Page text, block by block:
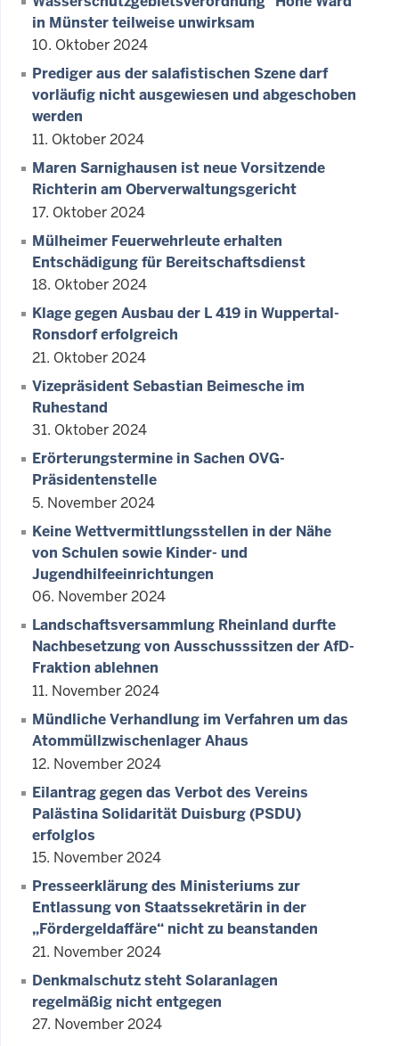
in Münster teilweise unwirksam
10. Oktober 2024
Prediger aus der salafistischen Szene darf
vorläufig nicht ausgewiesen und abgeschoben
werden
11. Oktober 2024
Maren Sarnighausen ist neue Vorsitzende
Richterin am Oberverwaltungsgericht
17. Oktober 2024
Mülheimer Feuerwehrleute erhalten
Entschädigung für Bereitschaftsdienst
18. Oktober 2024
Klage gegen Ausbau der L 419 in Wuppertal-
Ronsdorf erfolgreich
21. Oktober 2024
Vizepräsident Sebastian Beimesche im
Ruhestand
31. Oktober 2024
Erörterungstermine in Sachen OVG-
Präsidentenstelle
5. November 2024
Keine Wettvermittlungsstellen in der Nähe
von Schulen sowie Kinder- und
Jugendhilfeeinrichtungen
06. November 2024
Landschaftsversammlung Rheinland durfte
Nachbesetzung von Ausschusssitzen der AfD-
Fraktion ablehnen
11. November 2024
Mündliche Verhandlung im Verfahren um das
Atommüllzwischenlager Ahaus
12. November 2024
Eilantrag gegen das Verbot des Vereins
Palästina Solidarität Duisburg (PSDU)
erfolglos
15. November 2024
Presseerklärung des Ministeriums zur
Entlassung von Staatssekretärin in der
„Fördergeldaffäre“ nicht zu beanstanden
21. November 2024
Denkmalschutz steht Solaranlagen
regelmäßig nicht entgegen
27. November 2024